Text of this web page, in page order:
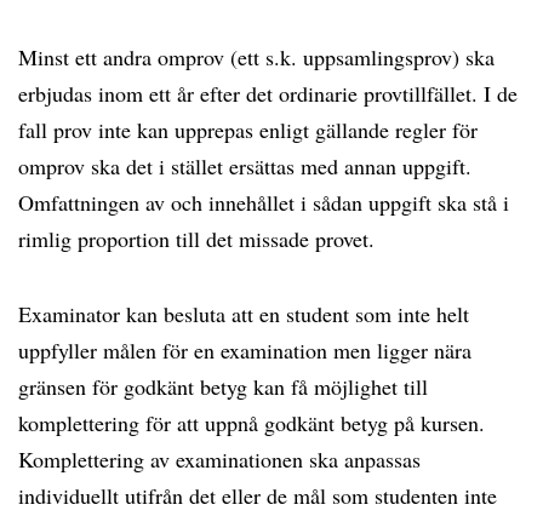
Minst ett andra omprov (ett s.k. uppsamlingsprov) ska
erbjudas inom ett år efter det ordinarie provtillfället. I de
fall prov inte kan upprepas enligt gällande regler för
omprov ska det i stället ersättas med annan uppgift.
Omfattningen av och innehållet i sådan uppgift ska stå i
rimlig proportion till det missade provet.
Examinator kan besluta att en student som inte helt
uppfyller målen för en examination men ligger nära
gränsen för godkänt betyg kan få möjlighet till
komplettering för att uppnå godkänt betyg på kursen.
Komplettering av examinationen ska anpassas
individuellt utifrån det eller de mål som studenten inte